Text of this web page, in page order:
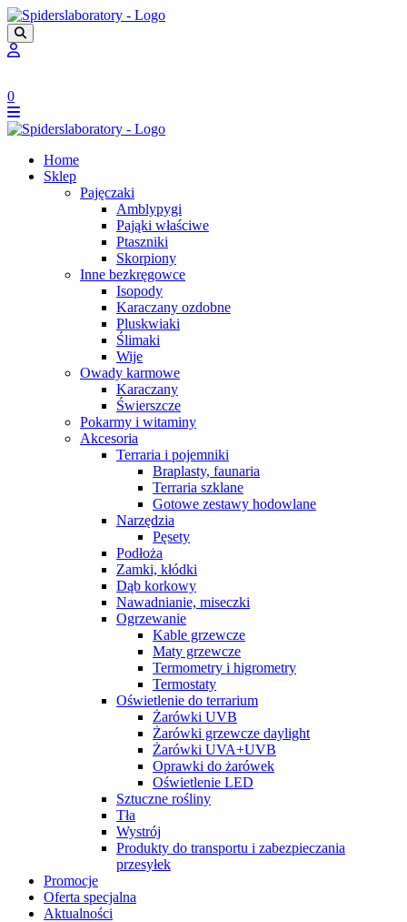
0
Home
Sklep
Pajęczaki
Amblypygi
Pająki właściwe
Ptaszniki
Skorpiony
Inne bezkręgowce
Isopody
Karaczany ozdobne
Pluskwiaki
Ślimaki
Wije
Owady karmowe
Karaczany
Świerszcze
Pokarmy i witaminy
Akcesoria
Terraria i pojemniki
Braplasty, faunaria
Terraria szklane
Gotowe zestawy hodowlane
Narzędzia
Pęsety
Podłoża
Zamki, kłódki
Dąb korkowy
Nawadnianie, miseczki
Ogrzewanie
Kable grzewcze
Maty grzewcze
Termometry i higrometry
Termostaty
Oświetlenie do terrarium
Żarówki UVB
Żarówki grzewcze daylight
Żarówki UVA+UVB
Oprawki do żarówek
Oświetlenie LED
Sztuczne rośliny
Tła
Wystrój
Produkty do transportu i zabezpieczania
przesyłek
Promocje
Oferta specjalna
Aktualności